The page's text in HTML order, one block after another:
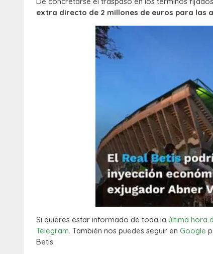
extra directo de 2 millones de euros para las
Si quieres estar informado de toda la última hora
Telegram. También nos puedes seguir en Google
Betis.